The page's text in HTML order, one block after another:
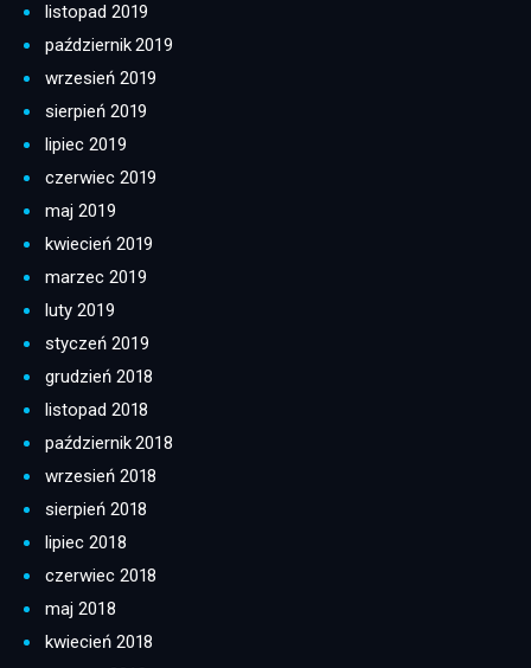
listopad 2019
październik 2019
wrzesień 2019
sierpień 2019
lipiec 2019
czerwiec 2019
maj 2019
kwiecień 2019
marzec 2019
luty 2019
styczeń 2019
grudzień 2018
listopad 2018
październik 2018
wrzesień 2018
sierpień 2018
lipiec 2018
czerwiec 2018
maj 2018
kwiecień 2018